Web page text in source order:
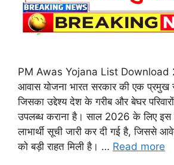
PM Awas Yojana List Download
आवास योजना भारत सरकार की एक प्रमुख
जिसका उद्देश्य देश के गरीब और बेघर
उपलब्ध कराना है। साल 2026 के लिए इस
लाभार्थी सूची जारी कर दी गई है, जिससे
को बड़ी राहत मिली है। … Read more